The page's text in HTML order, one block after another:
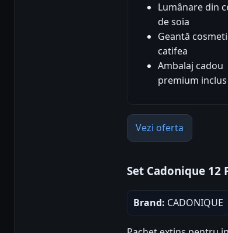
Lumânare din
de soia
Geantă
catifea
Ambalaj cadou
premium inclus
Vezi oferta
Set Cadonique 12
Brand: CADONIQUE